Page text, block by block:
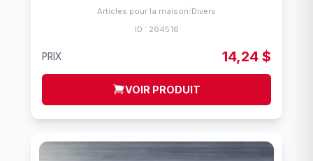
Articles pour la maison/Divers
ID : 264516
PRIX 14,24 $
VOIR PRODUIT